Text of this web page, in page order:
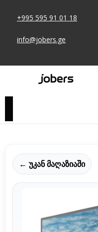
+995 595 91 01 18
info@jobers.ge
← უკან მაღაზიაში